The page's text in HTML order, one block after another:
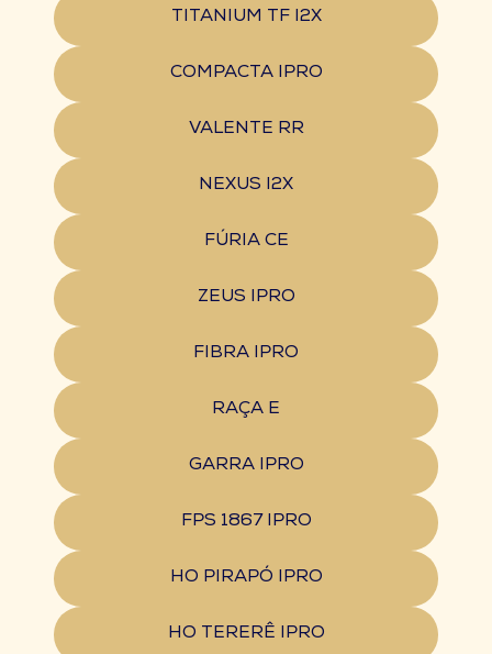
TITANIUM TF I2X
COMPACTA IPRO
VALENTE RR
NEXUS I2X
FÚRIA CE
ZEUS IPRO
FIBRA IPRO
RAÇA E
GARRA IPRO
FPS 1867 IPRO
HO PIRAPÓ IPRO
HO TERERÊ IPRO